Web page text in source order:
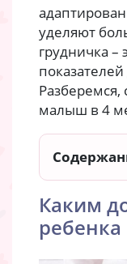
уделяют
грудничка
Разберемся,
малыш в 4
Каким